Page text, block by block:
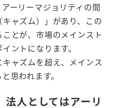
ーリーマジョリティの間
ャズム）」があり、この
とが、市場のメインスト
ントになります。
ャズムを超え、メインス
思われます。
法人としてはアーリ